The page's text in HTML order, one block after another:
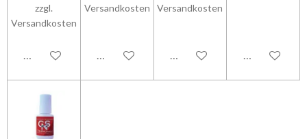
zzgl.
Versandkosten
In den Warenkorb
Versandkosten
In den Warenkorb
Versandkosten
In den WarenkorbIn den